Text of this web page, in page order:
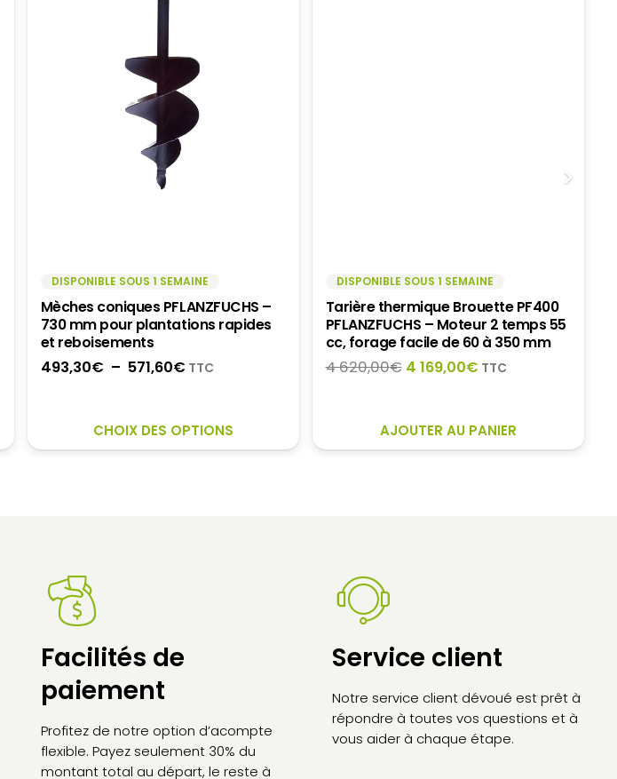
PRODUIT
CHOISIES
PAGE
PRODUIT
DISPONIBLE SOUS 1 SEMAINE
Mèches coniques PFLANZFUCHS –
730 mm pour plantations rapides
et reboisements
493,30€ – 571,60€Plage
493,30€
à
TTC
CHOIX DES OPTIONS
PRODUIT
CHOISIES
PAGE
PRODUIT
DISPONIBLE SOUS 1 SEMAINE
Tarière thermique Brouette PF400
PFLANZFUCHS – Moteur 2 temps 55
cc, forage facile de 60 à 350 mm
4 620,00€ Le
était :
4
4 169,00€Le
est :
4
TTC
AJOUTER AU PANIER
Facilités de
paiement
Profitez de notre option d’acompte
flexible. Payez seulement 30% du
montant total au départ, le reste à
Service client
Notre service client dévoué est prêt à
répondre à toutes vos questions et à
vous aider à chaque étape.